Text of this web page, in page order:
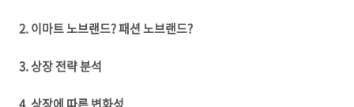
2. 이마트 노브랜드? 패션 노브랜드?
3. 상장 전략 분석